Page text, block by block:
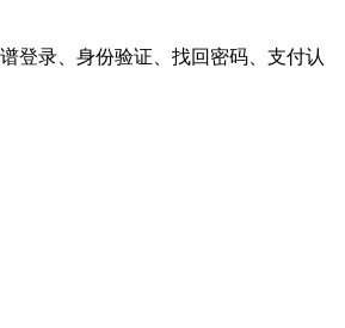
登录、身份验证、找回密码、支付认